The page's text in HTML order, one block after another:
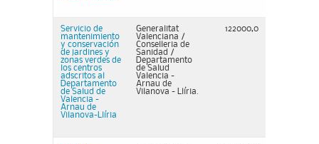
Servicio de
mantenimiento
y conservación
de jardines y
zonas verdes de
los centros
adscritos al
Departamento
de Salud de
Valencia -
Arnau de
Vilanova-Llíria
Generalitat
Valenciana /
Conselleria de
Sanidad /
Departamento
de Salud
Valencia -
Arnau de
Vilanova - Llíria.
122000,0